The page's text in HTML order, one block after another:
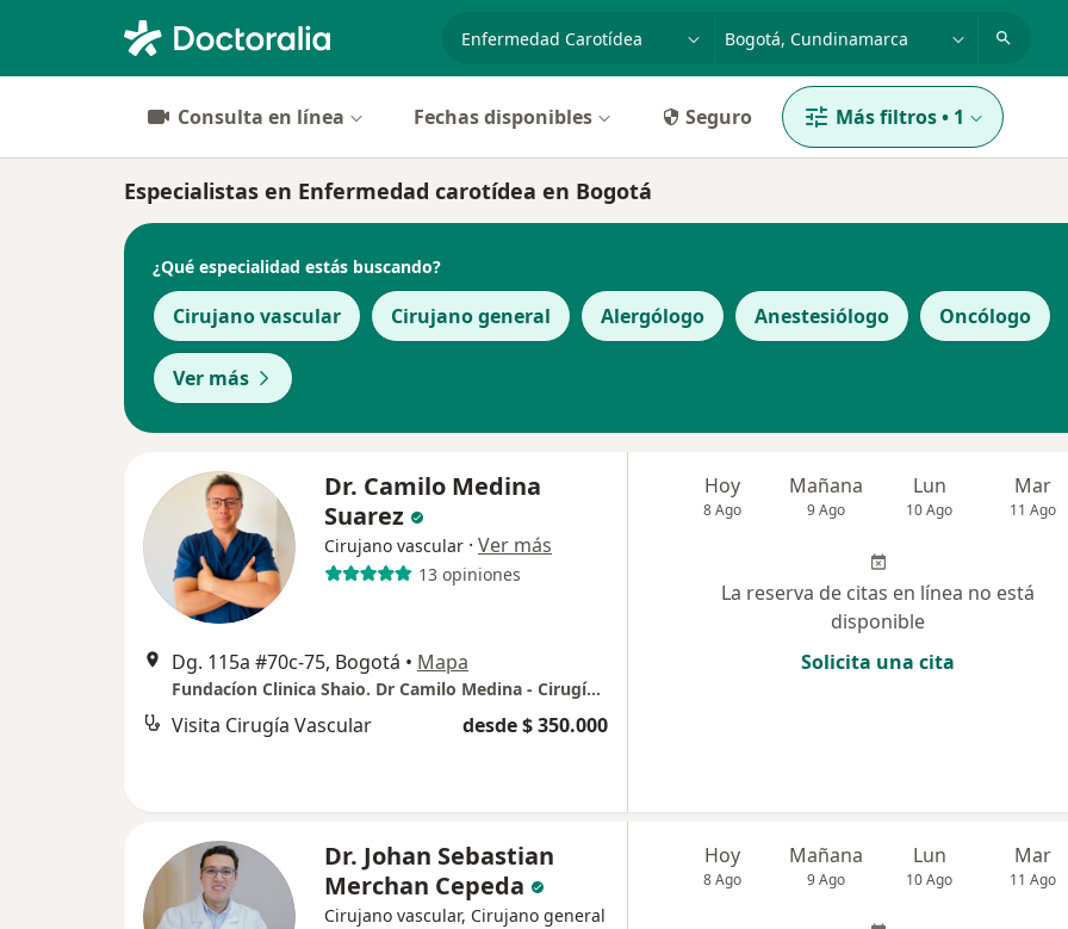
especialidad, enfermedad o nombre
p. ej. Bogotá
Consulta en línea Fechas disponibles Seguro Más filtros• 1
Especialistas en Enfermedad carotídea en Bogotá
¿Qué especialidad estás buscando?
Cirujano vascular Cirujano general Alergólogo Anestesiólogo Oncólogo
Ver más
Dr. Camilo Medina
Suarez
Cirujano vascular · Ver más
13 opiniones
Dg. 115a #70c-75, Bogotá • Mapa
Fundacíon Clinica Shaio. Dr Camilo Medina - Cirugía Vascular
Visita Cirugía Vascular desde $ 350.000
Hoy
8 Ago
Mañana
9 Ago
Lun
10 Ago
Mar
11 Ago
La reserva de citas en línea no está
disponible
Solicita una cita
Dr. Johan Sebastian
Merchan Cepeda
Cirujano vascular, Cirujano general
Hoy
8 Ago
Mañana
9 Ago
Lun
10 Ago
Mar
11 Ago